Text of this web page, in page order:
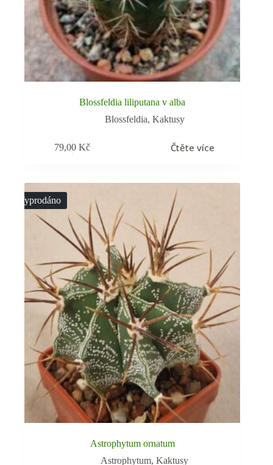
Blossfeldia liliputana v alba
Blossfeldia, Kaktusy
79,00Kč Čtěte více
Vyprodáno
Astrophytum ornatum
Astrophytum,Kaktusy